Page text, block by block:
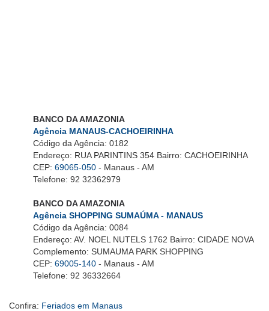
BANCO DA AMAZONIA
Agência MANAUS-CACHOEIRINHA
Código da Agência: 0182
Endereço: RUA PARINTINS 354 Bairro: CACHOEIRINHA
CEP: 69065-050 - Manaus - AM
Telefone: 92 32362979
BANCO DA AMAZONIA
Agência SHOPPING SUMAÚMA - MANAUS
Código da Agência: 0084
Endereço: AV. NOEL NUTELS 1762 Bairro: CIDADE NOVA
Complemento: SUMAUMA PARK SHOPPING
CEP: 69005-140 - Manaus - AM
Telefone: 92 36332664
Confira: Feriados em Manaus